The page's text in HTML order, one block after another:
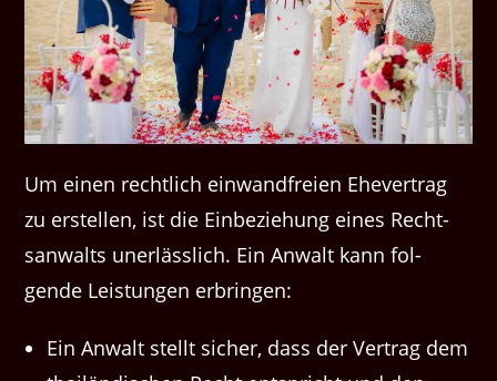
Um einen rechtlich ein­wand­freien Ehev­er­trag
zu erstellen, ist die Ein­beziehung eines Recht­
san­walts uner­lässlich. Ein Anwalt kann fol­
gende Leis­tun­gen erbringen:
Ein Anwalt stellt sich­er, dass der Ver­trag dem